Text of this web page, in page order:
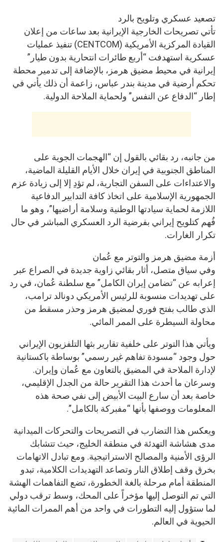
تصعيد عسكري وتلويح بالرد
تأتي تصريحات الخارجية الإيرانية بعد ساعات من إعلان
القيادة المركزية الأمريكية (CENTCOM) تنفيذ عمليات
عسكرية استهدفت “أربع طائرات انتحارية بدون طيار”
إيرانية في محيط مضيق هرمز، بالإضافة إلى تدمير محطة
تحكم أرضية في مدينة بندر عباس، زاعمة أن ذلك يأتي في
إطار “الدفاع عن النفس” ولحماية الملاحة الدولية.
من جانبه، رد بقائي بالقول إن “الهجمات الجوية على
المناطق الجنوبية في إيران خلال الأيام القليلة الماضية،
والاعتداءات على السفن التجارية، لم تؤدِ إلا إلى زيادة عزم
الجمهورية الإسلامية على اتخاذ كافة التدابير الدفاعية
اللازمة لحماية سيادتها الوطنية وسلامة أراضيها”، وهو ما
فُهم كتلويح إيراني بفرضية الرد العسكري المباشر في حال
تكرار الغارات.
أزمة مضيق هرمز والتوتر مع عُمان
وفي سياق متصل، أثار بقائي زاوية جديدة في الصراع عبر
إعرابه عن “تضامن إيران الكامل” مع سلطنة عُمان، في رد
على تهديدات منسوبة للرئيس الأمريكي دونالد ترامب،
الذي طالب بفتح فوري لمضيق هرمز وحذر مسقط من
محاولة السيطرة على الممر المائي.
ويأتي هذا التوتر على خلفية تقارير بثها التلفزيون الإيراني
حول وجود “مسودة تفاهم غير رسمي” بوساطة باكستانية
لإدارة الملاحة في المضيق بالتعاون مع عُمان وإيران.
وسرعان ما أحدث هذا التقرير حالة من الجدل الإقليمي،
خاصة بعد أن سارع البيت الأبيض إلى نفي صحة هذه
المعلومات ووصفها بأنها “مفبركة بالكامل”.
ويعكس هذا التضارب في التصريحات والتحركات الميدانية
مدى هشاشة التهدئة في منطقة الخليج، حيث تتشابك
الرؤى الأمنية والمصالح الاستراتيجية. ومع تبادل الاتهامات
بخرق وقف إطلاق النار وتصاعد التهديدات الكلامية، تبدو
المنطقة أمام مرحلة بالغة الخطورة، تضع التفاهمات الهشة
التي تم التوصل إليها مؤخراً على المحك، وسط ترقب دولي
لما ستؤول إليه التطورات في واحد من أهم الممرات المائية
الحيوية في العالم.